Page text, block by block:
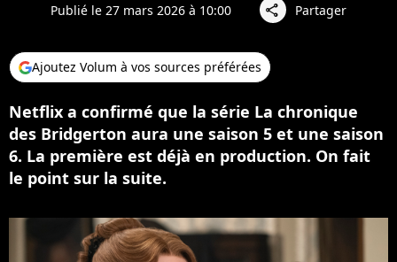
Publié le 27 mars 2026 à 10:00 share Partager
Ajoutez Volum à vos sources préférées
Netflix a confirmé que la série La chronique
des Bridgerton aura une saison 5 et une saison
6. La première est déjà en production. On fait
le point sur la suite.